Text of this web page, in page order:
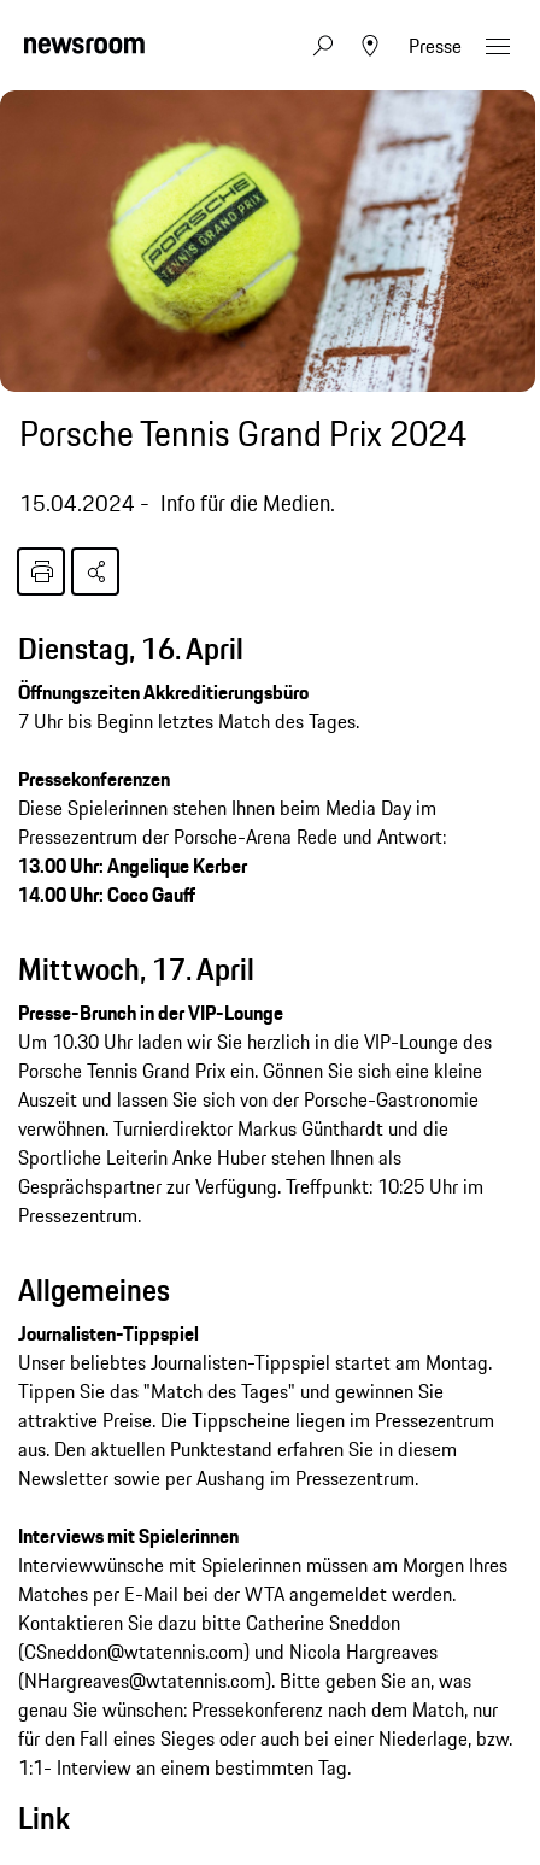
Presse
Porsche Tennis Grand Prix 2024
15.04.2024 Info für die Medien.
Dienstag, 16. April
Öffnungszeiten Akkreditierungsbüro
7 Uhr bis Beginn letztes Match des Tages.
Pressekonferenzen
Diese Spielerinnen stehen Ihnen beim Media Day im
Pressezentrum der Porsche-Arena Rede und Antwort:
13.00 Uhr: Angelique Kerber
14.00 Uhr: Coco Gauff
Mittwoch, 17. April
Presse-Brunch in der VIP-Lounge
Um 10.30 Uhr laden wir Sie herzlich in die VIP-Lounge des
Porsche Tennis Grand Prix ein. Gönnen Sie sich eine kleine
Auszeit und lassen Sie sich von der Porsche-Gastronomie
verwöhnen. Turnierdirektor Markus Günthardt und die
Sportliche Leiterin Anke Huber stehen Ihnen als
Gesprächspartner zur Verfügung. Treffpunkt: 10:25 Uhr im
Pressezentrum.
Allgemeines
Journalisten-Tippspiel
Unser beliebtes Journalisten-Tippspiel startet am Montag.
Tippen Sie das "Match des Tages" und gewinnen Sie
attraktive Preise. Die Tippscheine liegen im Pressezentrum
aus. Den aktuellen Punktestand erfahren Sie in diesem
Newsletter sowie per Aushang im Pressezentrum.
Interviews mit Spielerinnen
Interviewwünsche mit Spielerinnen müssen am Morgen Ihres
Matches per E-Mail bei der WTA angemeldet werden.
Kontaktieren Sie dazu bitte Catherine Sneddon
(CSneddon@wtatennis.com) und Nicola Hargreaves
(NHargreaves@wtatennis.com). Bitte geben Sie an, was
genau Sie wünschen: Pressekonferenz nach dem Match, nur
für den Fall eines Sieges oder auch bei einer Niederlage, bzw.
1:1- Interview an einem bestimmten Tag.
Link